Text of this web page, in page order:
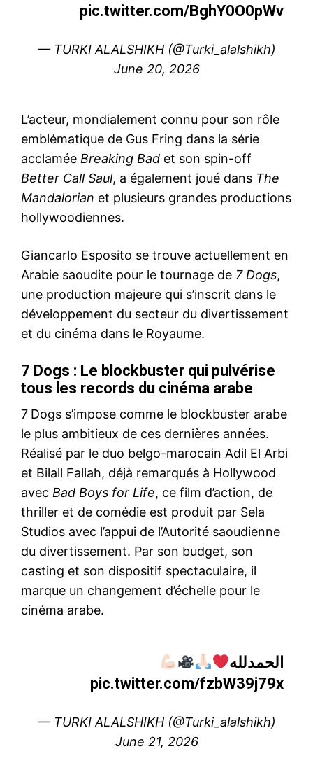
pic.twitter.com/BghY0O0pWv
— TURKI ALALSHIKH (@Turki_alalshikh)
June 20, 2026
L’acteur, mondialement connu pour son rôle
emblématique de Gus Fring dans la série
acclamée Breaking Bad et son spin-off
Better Call Saul, a également joué dans The
Mandalorian et plusieurs grandes productions
hollywoodiennes.
Giancarlo Esposito se trouve actuellement en
Arabie saoudite pour le tournage de 7 Dogs,
une production majeure qui s’inscrit dans le
développement du secteur du divertissement
et du cinéma dans le Royaume.
7 Dogs : Le blockbuster qui pulvérise
tous les records du cinéma arabe
7 Dogs s’impose comme le blockbuster arabe
le plus ambitieux de ces dernières années.
Réalisé par le duo belgo-marocain Adil El Arbi
et Bilall Fallah, déjà remarqués à Hollywood
avec Bad Boys for Life, ce film d’action, de
thriller et de comédie est produit par Sela
Studios avec l’appui de l’Autorité saoudienne
du divertissement. Par son budget, son
casting et son dispositif spectaculaire, il
marque un changement d’échelle pour le
cinéma arabe.
الحمدلله
pic.twitter.com/fzbW39j79x
— TURKI ALALSHIKH (@Turki_alalshikh)
June 21, 2026